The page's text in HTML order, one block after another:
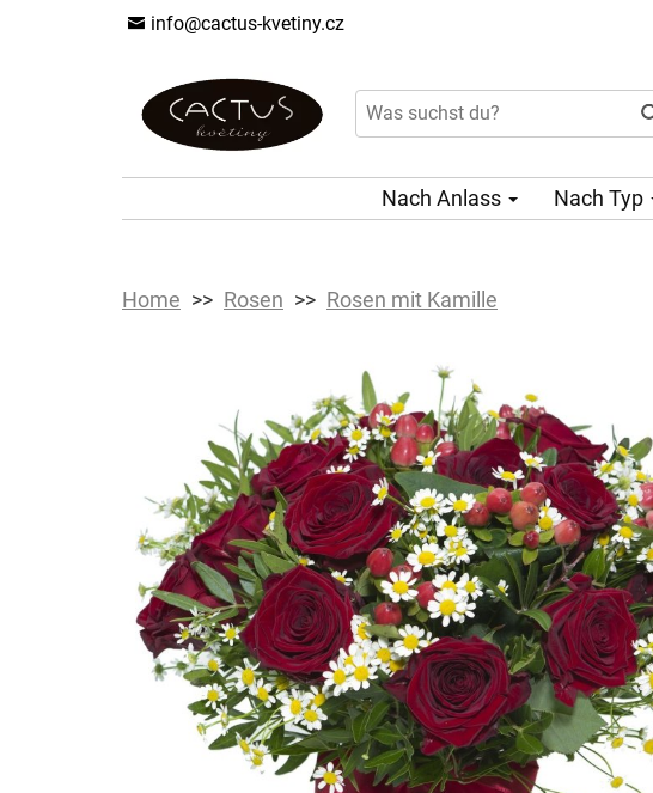
info@cactus-kvetiny.cz
Nach Anlass Nach Typ
Home Rosen Rosen mit Kamille